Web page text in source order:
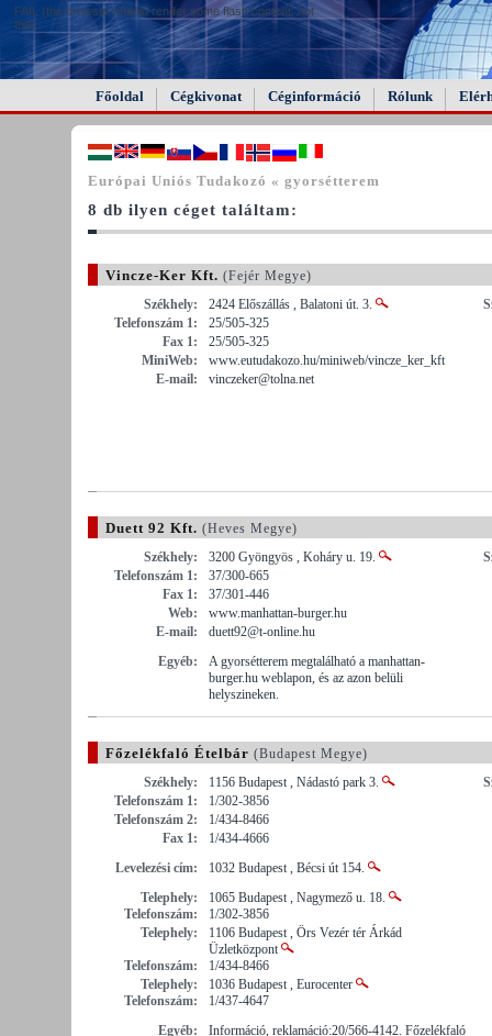
FAIL (the browser should render some flash content, not
this).
Főoldal Cégkivonat Céginformáció Rólunk
Európai Uniós Tudakozó « gyorsétterem
8 db ilyen céget találtam:
Vincze-Ker Kft. (Fejér Megye)
Székhely:
2424 Előszállás , Balatoni út. 3.
Telefonszám 1:
25/505-325
Fax 1:
25/505-325
MiniWeb:
www.eutudakozo.hu/miniweb/vincze_ker_kft
E-mail:
vinczeker@tolna.net
Duett 92 Kft. (Heves Megye)
Székhely:
3200 Gyöngyös , Koháry u. 19.
Telefonszám 1:
37/300-665
Fax 1:
37/301-446
Web:
www.manhattan-burger.hu
E-mail:
duett92@t-online.hu
Egyéb:
A gyorsétterem megtalálható a manhattan-
burger.hu weblapon, és az azon belüli
helyszineken.
Főzelékfaló Ételbár (Budapest Megye)
Székhely:
1156 Budapest , Nádastó park 3.
Telefonszám 1:
1/302-3856
Telefonszám 2:
1/434-8466
Fax 1:
1/434-4666
Levelezési cím:
1032 Budapest , Bécsi út 154.
Telephely:
1065 Budapest , Nagymező u. 18.
Telefonszám:
1/302-3856
Telephely:
1106 Budapest , Örs Vezér tér Árkád
Üzletközpont
Telefonszám:
1/434-8466
Telephely:
1036 Budapest , Eurocenter
Telefonszám:
1/437-4647
Egyéb:
Információ, reklamáció:20/566-4142. Főzelékfaló